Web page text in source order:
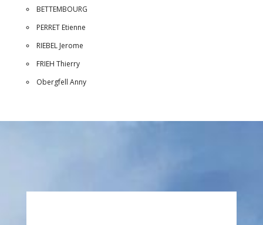
BETTEMBOURG
PERRET Etienne
RIEBEL Jerome
FRIEH Thierry
Obergfell Anny